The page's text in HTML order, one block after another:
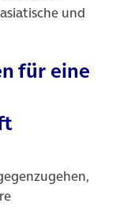
und
für eine